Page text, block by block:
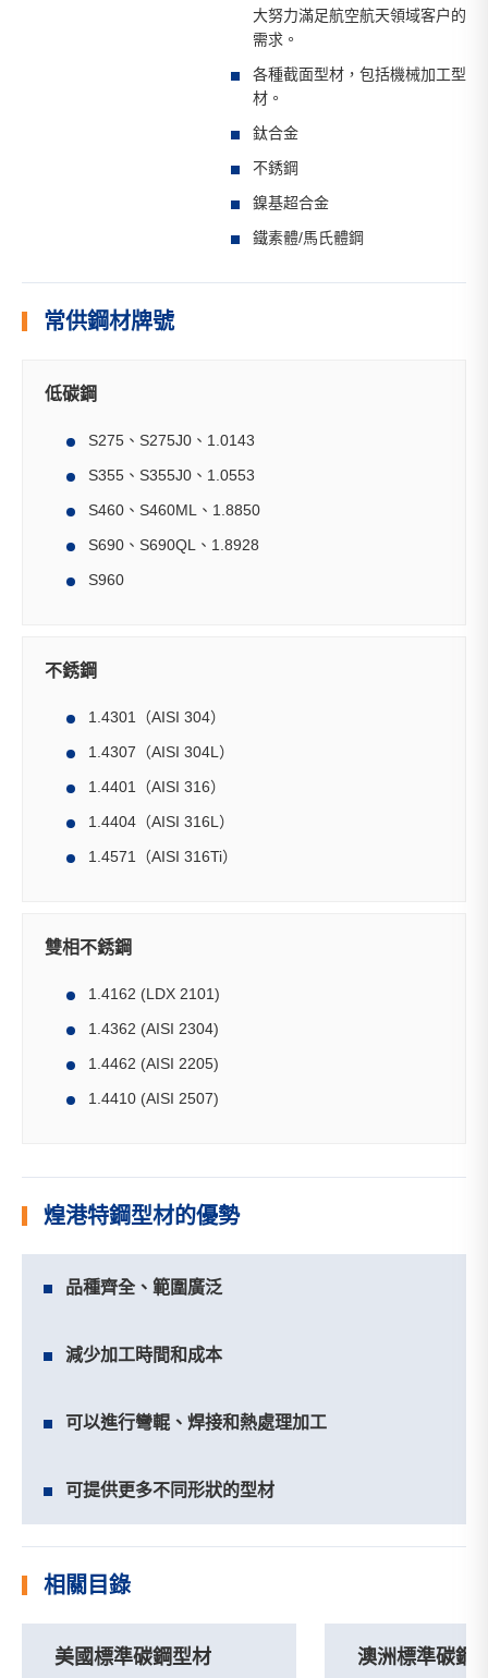
大努力滿足航空航天領域客户的
需求。
各種截面型材，包括機械加工型
材。
鈦合金
不銹鋼
鎳基超合金
鐵素體/馬氏體鋼
常供鋼材牌號
低碳鋼
S275、S275J0、1.0143
S355、S355J0、1.0553
S460、S460ML、1.8850
S690、S690QL、1.8928
S960
不銹鋼
1.4301（AISI 304）
1.4307（AISI 304L）
1.4401（AISI 316）
1.4404（AISI 316L）
1.4571（AISI 316Ti）
雙相不銹鋼
1.4162 (LDX 2101)
1.4362 (AISI 2304)
1.4462 (AISI 2205)
1.4410 (AISI 2507)
煌港特鋼型材的優勢
品種齊全、範圍廣泛
減少加工時間和成本
可以進行彎輥、焊接和熱處理加工
可提供更多不同形狀的型材
相關目錄
美國標準碳鋼型材 澳洲標準碳鋼